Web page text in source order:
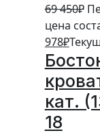
69 450₽
цена
978₽
кат.
18